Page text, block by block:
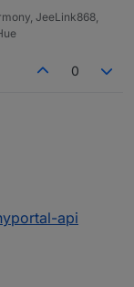
x-www-
\
JeeLink868,
0
api